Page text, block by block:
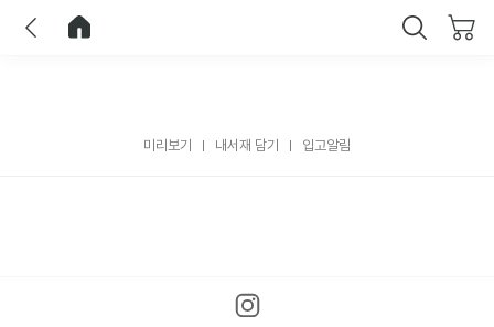
미리보기 내서재 담기 입고알림